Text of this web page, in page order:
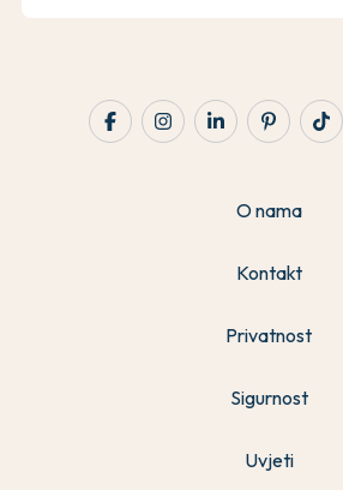
O nama
Kontakt
Privatnost
Sigurnost
Uvjeti